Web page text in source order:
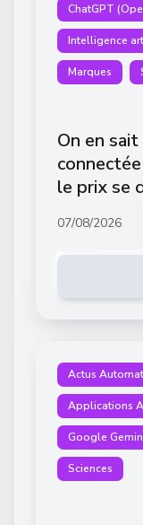
ChatGPT
Intelligence
Marques
On en
le prix se
07/08/2026
Actus
Applications
Google
Sciences